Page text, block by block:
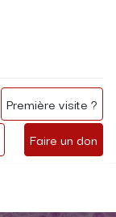
Faire un don
Première visite ?